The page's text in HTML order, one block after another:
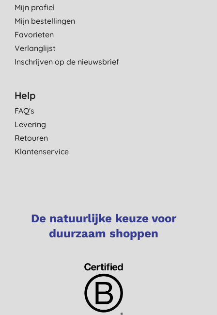
Mijn profiel
Mijn bestellingen
Favorieten
Verlanglijst
Inschrijven op de nieuwsbrief
Help
FAQ's
Levering
Retouren
Klantenservice
De natuurlijke keuze voor
duurzaam shoppen